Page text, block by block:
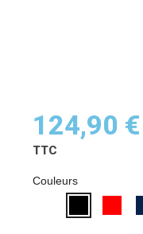
124,90 €
TTC
Couleurs